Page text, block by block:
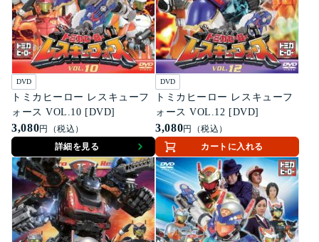
DVD
トミカヒーロー レスキューフ
ォース VOL.10 [DVD]
3,080円（税込）
詳細を見る
DVD
トミカヒーロー レスキューフ
ォース VOL.12 [DVD]
3,080円（税込）
カートに入れる